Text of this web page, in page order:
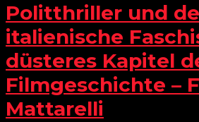
Politthriller und
italienische
düsteres Kapitel
Filmgeschichte –
Mattarelli